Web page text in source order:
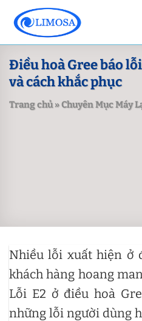
content
Điều hoà Gree báo
và cách khắc phục
Trang chủ»Chuyên Mục Máy
Nhiều lỗi xuất hiện ở
khách hàng hoang
Lỗi E2 ở điều hoà
những lỗi người dùng